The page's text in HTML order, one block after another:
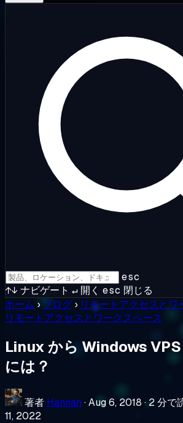
esc
↑↓ ナビゲート ↵ 開く esc 閉じる
ホーム › ブログ › リモートアクセスとワ
リモートアクセスとワークスペース
Linux から Windows VPS
には？
著者 Hannan ·Aug 6, 2018 · 2 分で
11, 2022